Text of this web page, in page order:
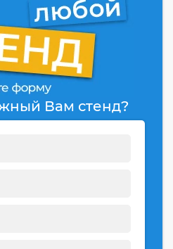
Вам стенд?